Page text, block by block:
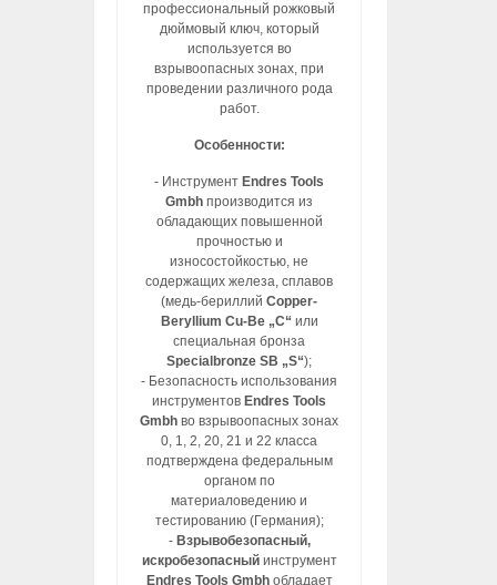
профессиональный рожковый
дюймовый ключ, который
используется во
взрывоопасных зонах, при
проведении различного рода
работ.
Особенности:
- Инструмент Endres Tools
Gmbh производится из
обладающих повышенной
прочностью и
износостойкостью, не
содержащих железа, сплавов
(медь-бериллийCopper-
Beryllium Cu-Be „C“ или
специальная бронза
Specialbronze SB „S“);
- Безопасность использования
инструментов Endres Tools
Gmbh во взрывоопасных зонах
0, 1, 2, 20, 21 и 22 класса
подтверждена федеральным
органом по
материаловедению и
тестированию (Германия);
- Взрывобезопасный,
искробезопасныйинструмент
Endres Tools Gmbhобладает